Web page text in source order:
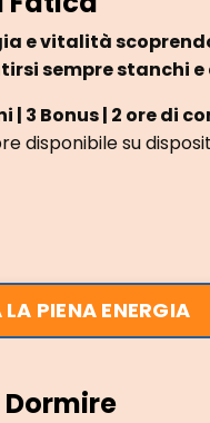
e vitalità
sempre stanchi
| 3 Bonus | 2 ore di
disponibile su
PIENA ENERGIA